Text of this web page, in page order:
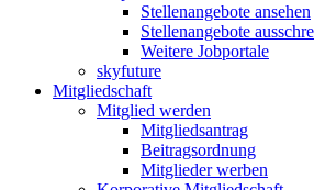
Stellenangebote ansehen
Stellenangebote
Weitere Jobportale
skyfuture
Mitgliedschaft
Mitglied werden
Mitgliedsantrag
Beitragsordnung
Mitglieder werben